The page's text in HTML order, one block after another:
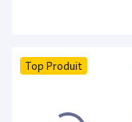
Top Produit